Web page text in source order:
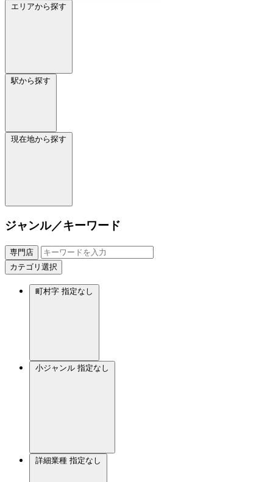
エリアから探す
駅から探す
現在地から探す
ジャンル／キーワード
専門店
カテゴリ選択
町村字 指定なし
小ジャンル 指定なし
詳細業種 指定なし